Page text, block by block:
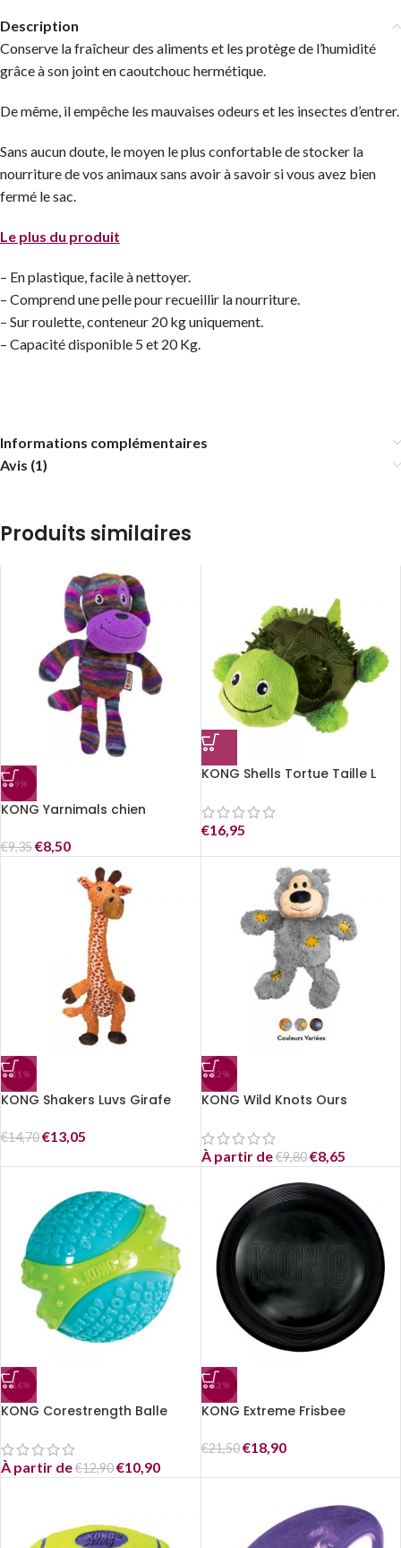
Description
Conserve la fraîcheur des aliments et les protège de l’humidité
grâce à son joint en caoutchouc hermétique.
De même, il empêche les mauvaises odeurs et les insectes d’entrer.
Sans aucun doute, le moyen le plus confortable de stocker la
nourriture de vos animaux sans avoir à savoir si vous avez bien
fermé le sac.
Le plus du produit
– En plastique, facile à nettoyer.
– Comprend une pelle pour recueillir la nourriture.
– Sur roulette, conteneur 20 kg uniquement.
– Capacité disponible 5 et 20 Kg.
Informations complémentaires
Avis (1)
Produits similaires
-9%
KONG Yarnimals chien
€9,35€8,50
KONG Shells Tortue Taille L
€16,95
-11%
KONG Shakers Luvs Girafe
€14,70€13,05
-12%
KONG Wild Knots Ours
À partir de€9,80 €8,65
-16%
KONG Corestrength Balle
À partir de€12,90€10,90
-12%
KONG Extreme Frisbee
€21,50 €18,90